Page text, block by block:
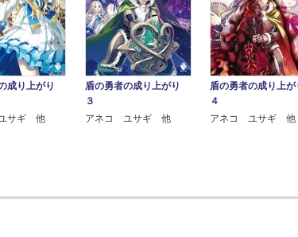
成り上がり
サギ 他
盾の勇者の成り上がり
３
アネコ ユサギ 他
盾の勇者の成り上
４
アネコ ユサギ 他